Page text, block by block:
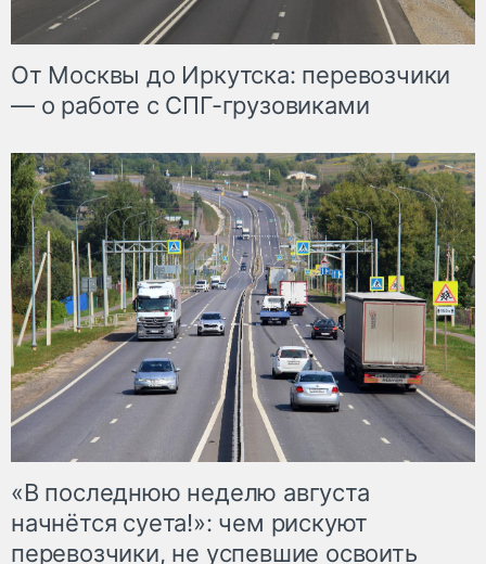
От Москвы до Иркутска: перевозчики
— о работе с СПГ-грузовиками
«В последнюю неделю августа
начнётся суета!»: чем рискуют
перевозчики, не успевшие освоить